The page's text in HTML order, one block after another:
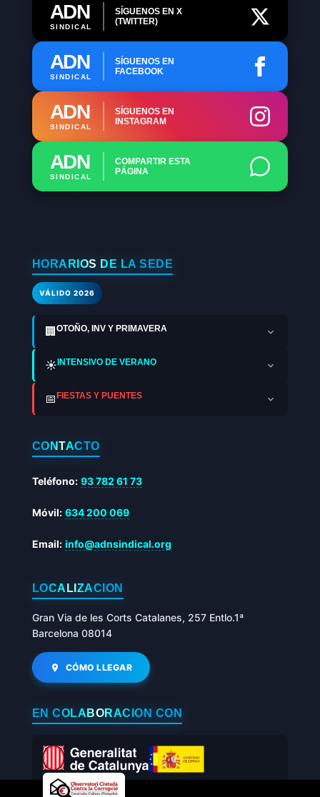
ADN
SINDICAL
SÍGUENOS EN X
(TWITTER)
ADN
SINDICAL
SÍGUENOS EN
FACEBOOK
ADN
SINDICAL
SÍGUENOS EN
INSTAGRAM
ADN
SINDICAL
COMPARTIR ESTA
PÁGINA
HORARIOS DE LA SEDE
VÁLIDO 2026
🏢 OTOÑO, INV Y PRIMAVERA
☀️ INTENSIVO DE VERANO
📅 FIESTAS Y PUENTES
CONTACTO
Teléfono: 93 782 61 73
Móvil: 634 200 069
Email: info@adnsindical.org
LOCALIZACIÓN
Gran Via de les Corts Catalanes, 257 Entlo.1ª
Barcelona 08014
CÓMO LLEGAR
EN COLABORACIÓN CON